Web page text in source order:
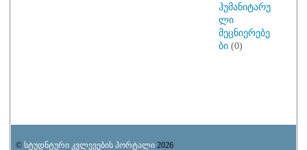
ჰუმანიტარუ
ლი
მეცნიერებე
ბი(0)
© სტუდნტური კვლევების პორტალი2026